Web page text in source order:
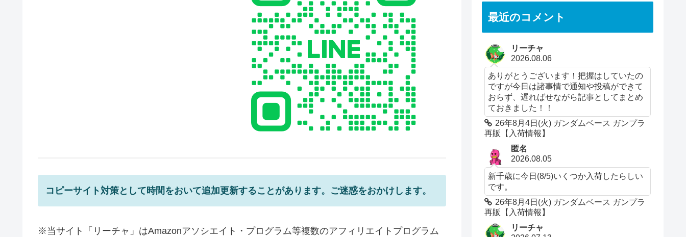
コピーサイト対策として時間をおいて追加更新することがあります。ご迷惑をおかけします。
※当サイト「リーチャ」はAmazonアソシエイト・プログラム等複数のアフィリエイトプログラム
最近のコメント
リーチャ
2026.08.06
ありがとうございます！把握はしていたの
ですが今日は諸事情で通知や投稿ができて
おらず、遅ればせながら記事としてまとめ
ておきました！！
26年8月4日(火) ガンダムベース ガンプラ
再販【入荷情報】
匿名
2026.08.05
新千歳に今日(8/5)いくつか入荷したらしい
です。
26年8月4日(火) ガンダムベース ガンプラ
再販【入荷情報】
リーチャ